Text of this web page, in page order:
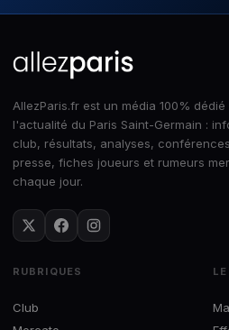
AllezParis.fr est un média 100% dédié
l'actualité du Paris Saint-Germain :
club, résultats, analyses,
presse, fiches joueurs et rumeurs
chaque jour.
RUBRIQUES
Club